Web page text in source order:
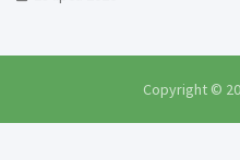
Copyright ©